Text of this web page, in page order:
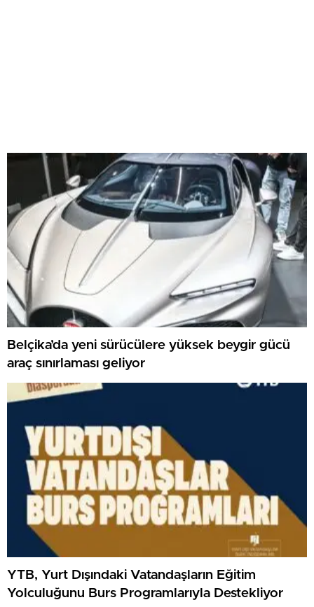
Belçika’da yeni sürücülere yüksek beygir gücü
araç sınırlaması geliyor
YTB, Yurt Dışındaki Vatandaşların Eğitim
Yolculuğunu Burs Programlarıyla Destekliyor